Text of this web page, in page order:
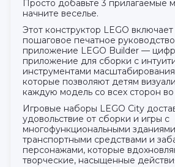
Просто добавьте 3 прилагаемые
начните веселье.
Этот конструктор LEGO
пошаговое печатное
приложение LEGO Builder —
приложение для сборки с
инструментами
которые позволяют детям
каждую модель со всех сторон
Игровые наборы LEGO City
удовольствие от сборки и игры с
многофункциональными
транспортными средствами и
персонажами, которые
творческие, насыщенные